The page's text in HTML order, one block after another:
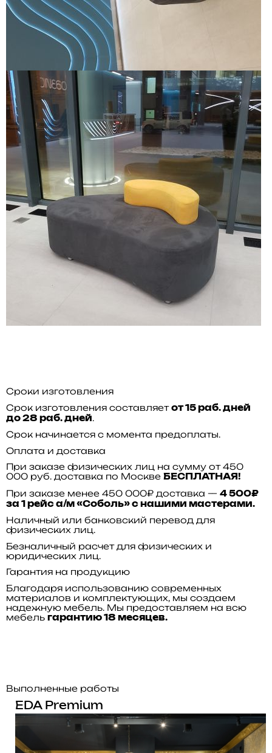
Сроки изготовления
Срок изготовления составляет от 15 раб. дней
до 28 раб. дней.
Срок начинается с момента предоплаты.
Оплата и доставка
При заказе физических лиц на сумму от 450
000 руб. доставка по Москве БЕСПЛАТНАЯ!
При заказе менее 450 000₽ доставка — 4 500₽
за 1 рейс а/м «Соболь» с нашими мастерами.
Наличный или банковский перевод для
физических лиц.
Безналичный расчет для физических и
юридических лиц.
Гарантия на продукцию
Благодаря использованию современных
материалов и комплектующих, мы создаем
надежную мебель. Мы предоставляем на всю
мебель гарантию 18 месяцев.
Выполненные работы
EDA Premium